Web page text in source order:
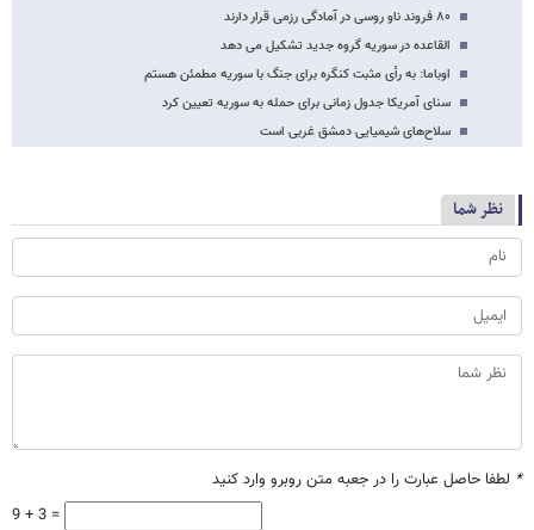
۸۰ فروند ناو روسی در آمادگی رزمی قرار دارند
القاعده در سوریه گروه جدید تشکیل می دهد
اوباما: به رأی مثبت کنگره برای جنگ با سوریه مطمئن هستم
سنای آمریکا جدول زمانی برای حمله به سوریه تعیین کرد
سلاح‌های شیمیایی دمشق غربی است
نظر شما
* لطفا حاصل عبارت را در جعبه متن روبرو وارد کنید
9 + 3 =